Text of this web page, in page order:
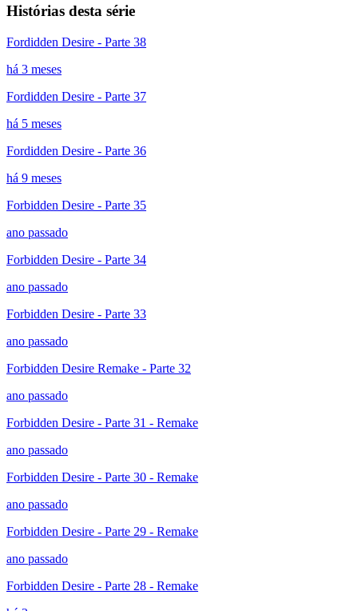
Histórias desta série
Fordidden Desire - Parte 38
há 3 meses
Fordidden Desire - Parte 37
há 5 meses
Fordidden Desire - Parte 36
há 9 meses
Forbidden Desire - Parte 35
ano passado
Forbidden Desire - Parte 34
ano passado
Forbidden Desire - Parte 33
ano passado
Forbidden Desire Remake - Parte 32
ano passado
Forbidden Desire - Parte 31 - Remake
ano passado
Forbidden Desire - Parte 30 - Remake
ano passado
Forbidden Desire - Parte 29 - Remake
ano passado
Forbidden Desire - Parte 28 - Remake